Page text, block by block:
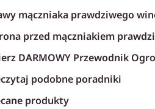
mączniaka prawdziwego
przed mączniakiem
DARMOWY Przewodnik
podobne poradniki
produkty